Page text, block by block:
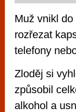
Muž vnikl
rozřezat
telefony
Zloděj si
způsobil
alkohol a